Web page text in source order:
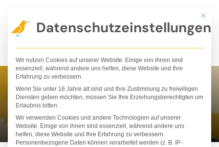
Inhalt
springen
Charles Santoso
Mit
Datenschutzeinstellungen
Wir nutzen Cookies auf unserer Website. Einige von ihnen sind
essenziell, während andere uns helfen, diese Website und Ihre
Erfahrung zu verbessern.
Wenn Sie unter 16 Jahre alt sind und Ihre Zustimmung zu freiwilligen
Diensten geben möchten, müssen Sie Ihre Erziehungsberechtigten um
Erlaubnis bitten.
Wir verwenden Cookies und andere Technologien auf unserer
Website. Einige von ihnen sind essenziell, während andere uns
helfen, diese Website und Ihre Erfahrung zu verbessern.
Personenbezogene Daten können verarbeitet werden (z. B. IP-